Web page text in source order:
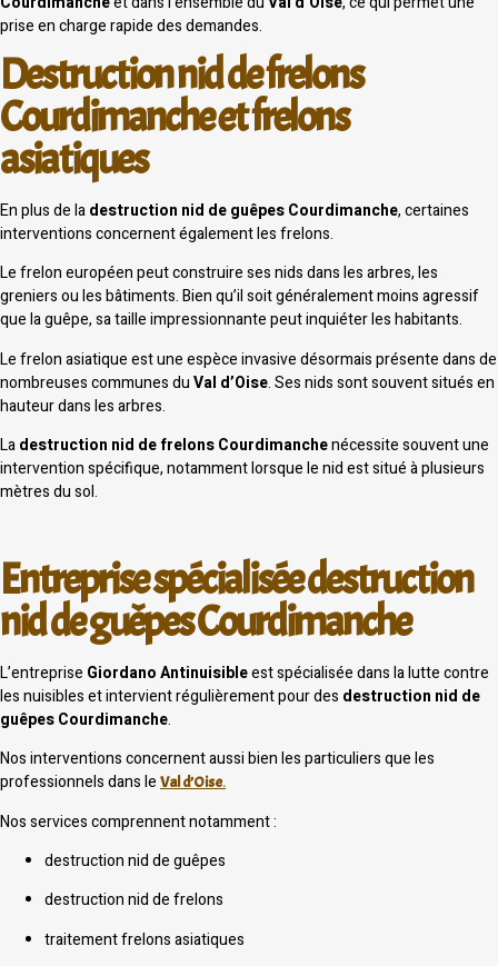
prise en charge rapide des demandes.
Destruction nid de frelons
Courdimanche et frelons
asiatiques
En plus de ladestruction nid de guêpes Courdimanche, certaines
interventions concernent également les frelons.
Le frelon européen peut construire ses nids dans les arbres, les
greniers ou les bâtiments. Bien qu’il soit généralement moins agressif
que la guêpe, sa taille impressionnante peut inquiéter les habitants.
Le frelon asiatique est une espèce invasive désormais présente dans de
nombreuses communes duVal d’Oise. Ses nids sont souvent situés en
hauteur dans les arbres.
Ladestruction nid de frelons Courdimanchenécessite souvent une
intervention spécifique, notamment lorsque le nid est situé à plusieurs
mètres du sol.
Entreprise spécialisée destruction
nid de guêpes Courdimanche
L’entreprise Giordano Antinuisibleest spécialisée dans la lutte contre
les nuisibles et intervient régulièrement pour des destruction nid de
guêpes Courdimanche.
Nos interventions concernent aussi bien les particuliers que les
professionnels dans le Val d’Oise.
Nos services comprennent notamment :
destruction nid de guêpes
destruction nid de frelons
traitement frelons asiatiques